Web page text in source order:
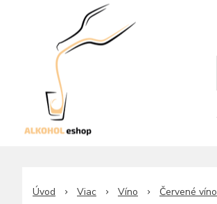
Úvod Viac Víno Červené víno